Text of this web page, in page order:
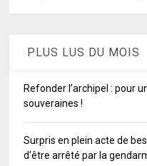
PLUS LUS DU MOIS
Refonder l’archipel : pour
souveraines !
Surpris en plein acte de
d'être arrêté par la